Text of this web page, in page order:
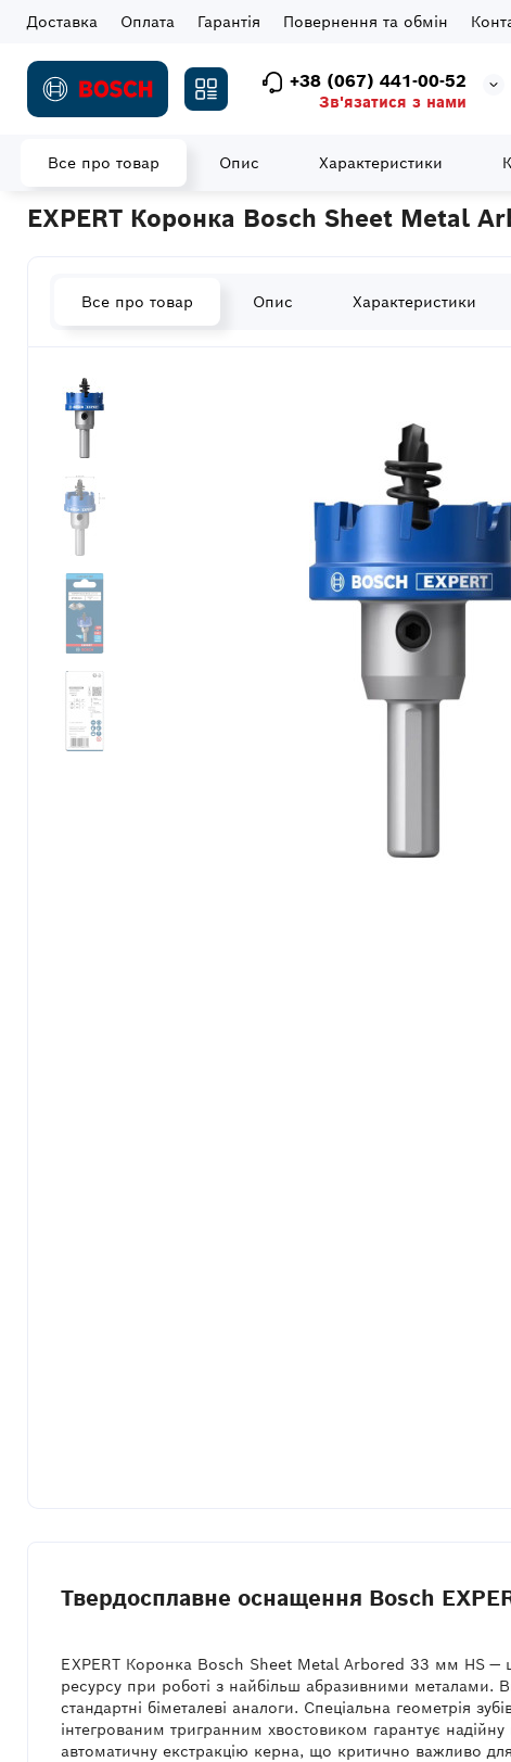
Доставка Оплата Гарантія Повернення та обмін
+38 (067) 441-00-52
Зв'язатися з нами
Все про товар Опис Характеристики
Головна Витратні матеріали EXPERT Коронка
EXPERT Коронка Bosch Sheet Metal
Все про товар Опис Характеристики
Твердосплавне оснащення Bosch
EXPERT Коронка Bosch Sheet Metal Arbored 33 мм HS —
ресурсу при роботі з найбільш абразивними металами.
стандартні біметалеві аналоги. Спеціальна геометрія
інтегрованим тригранним хвостовиком гарантує
автоматичну екстракцію керна, що критично важливо